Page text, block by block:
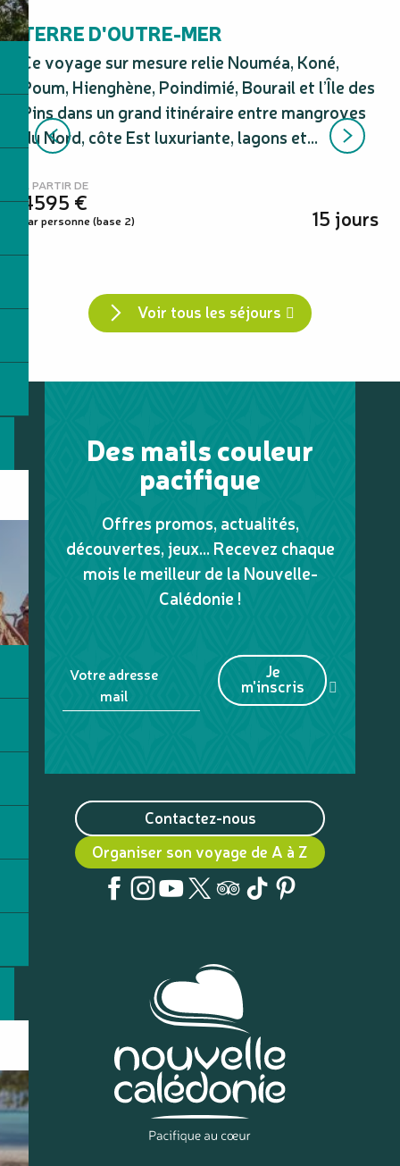
TERRE D'OUTRE-MER
Ce voyage sur mesure relie Nouméa, Koné,
Poum, Hienghène, Poindimié, Bourail et l’Île des
Pins dans un grand itinéraire entre mangroves
du Nord, côte Est luxuriante, lagons et...
À PARTIR DE
4595 €
par personne (base 2) 15 jours
Voir tous les séjours
Des mails couleur
pacifique
Offres promos, actualités,
découvertes, jeux... Recevez chaque
mois le meilleur de la Nouvelle-
Calédonie !
Votre adresse
mail
Je
m'inscris
Contactez-nous
Organiser son voyage de A à Z